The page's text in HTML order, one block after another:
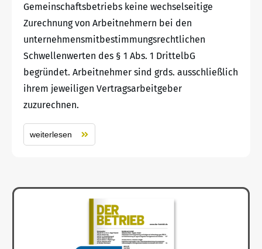
Gemeinschaftsbetriebs keine wechselseitige
Zurechnung von Arbeitnehmern bei den
unternehmensmitbestimmungsrechtlichen
Schwellenwerten des § 1 Abs. 1 DrittelbG
begründet. Arbeitnehmer sind grds. ausschließlich
ihrem jeweiligen Vertragsarbeitgeber
zuzurechnen.
weiterlesen